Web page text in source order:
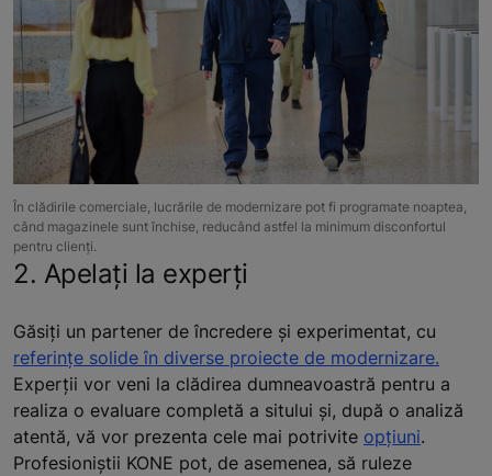
În clădirile comerciale, lucrările de modernizare pot fi programate noaptea,
când magazinele sunt închise, reducând astfel la minimum disconfortul
pentru clienți.
2. Apelați la experți
Găsiți un partener de încredere și experimentat, cu
referințe solide în diverse proiecte de modernizare.
Experții vor veni la clădirea dumneavoastră pentru a
realiza o evaluare completă a sitului și, după o analiză
atentă, vă vor prezenta cele mai potrivite opțiuni.
Profesioniștii KONE pot, de asemenea, să ruleze